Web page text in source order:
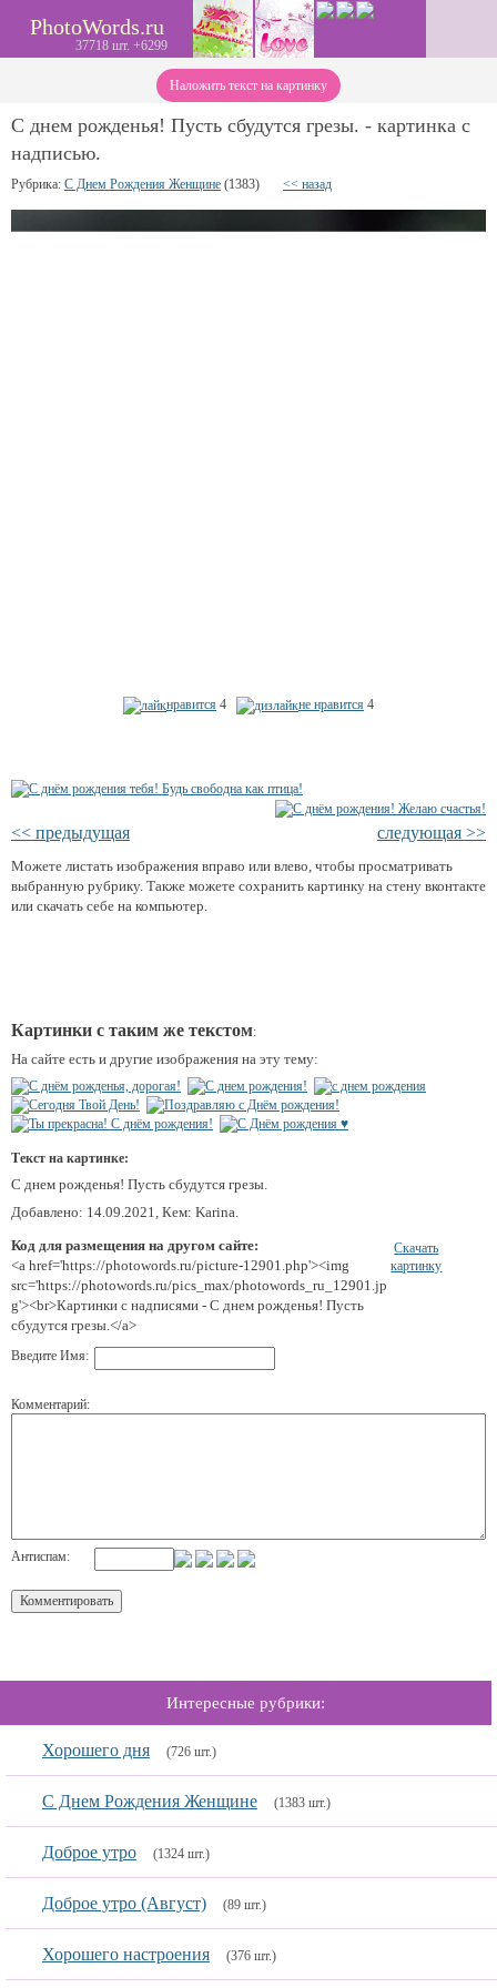
PhotoWords.ru
37718 шт. +6299
Наложить текст на картинку
С днем рожденья! Пусть сбудутся грезы. - картинка с
надписью.
Рубрика: С Днем Рождения Женщине (1383) << назад
нравится 4 не нравится 4
<< предыдущая следующая >>
Можете листать изображения вправо или влево, чтобы просматривать
выбранную рубрику. Также можете сохранить картинку на стену вконтакте
или скачать себе на компьютер.
Картинки с таким же текстом:
На сайте есть и другие изображения на эту тему:
Текст на картинке:
С днем рожденья! Пусть сбудутся грезы.
Добавлено: 14.09.2021, Кем: Karina.
Код для размещения на другом сайте:
<a href='https://photowords.ru/picture-12901.php'><img
src='https://photowords.ru/pics_max/photowords_ru_12901.jp
g'><br>Картинки с надписями - С днем рожденья! Пусть
сбудутся грезы.</a>
Скачать
картинку
Введите Имя:
Комментарий:
Антиспам:
Интересные рубрики:
Хорошего дня (726 шт.)
С Днем Рождения Женщине (1383 шт.)
Доброе утро (1324 шт.)
Доброе утро (Август) (89 шт.)
Хорошего настроения (376 шт.)